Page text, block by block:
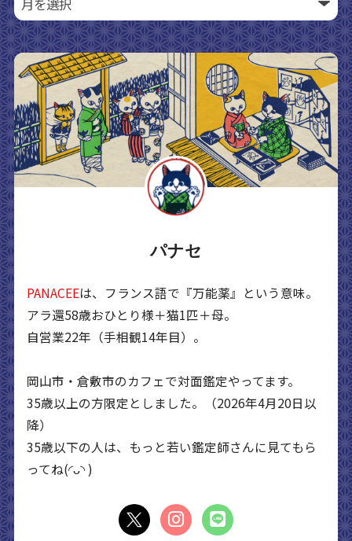
パナセ
PANACEEは、フランス語で『万能薬』という意味。
アラ還58歳おひとり様＋猫1匹＋母。
自営業22年（手相観14年目）。
岡山市・倉敷市のカフェで対面鑑定やってます。
35歳以上の方限定としました。（2026年4月20日以
降）
35歳以下の人は、もっと若い鑑定師さんに見てもら
ってね(◜ᴗ◝ )